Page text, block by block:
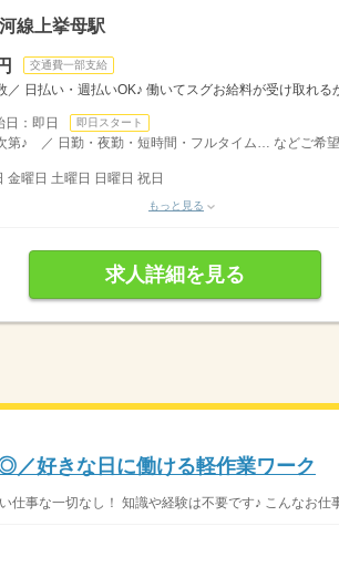
線上挙母駅
交通費一部支給
／ 日払い・週払いOK♪ 働いてスグお給料が受け取れる
：即日 即日スタート
♪ ／ 日勤・夜勤・短時間・フルタイム… などご希
金曜日 土曜日 日曜日 祝日
もっと見る
求人詳細を見る
／好きな日に働ける軽作業ワーク
仕事な一切なし！ 知識や経験は不要です♪ こんなお